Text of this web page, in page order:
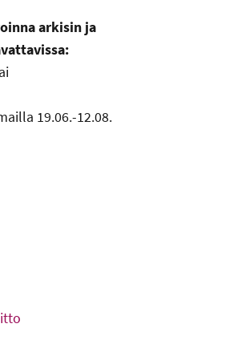
arkisin ja
19.06.-12.08.